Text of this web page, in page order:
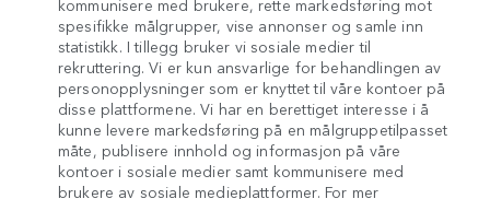
spesifikke målgrupper, vise annonser og samle inn
statistikk. I tillegg bruker vi sosiale medier til
rekruttering. Vi er kun ansvarlige for behandlingen av
personopplysninger som er knyttet til våre kontoer på
disse plattformene. Vi har en berettiget interesse i å
kunne levere markedsføring på en målgruppetilpasset
måte, publisere innhold og informasjon på våre
kontoer i sosiale medier samt kommunisere med
brukere av sosiale medieplattformer. For mer